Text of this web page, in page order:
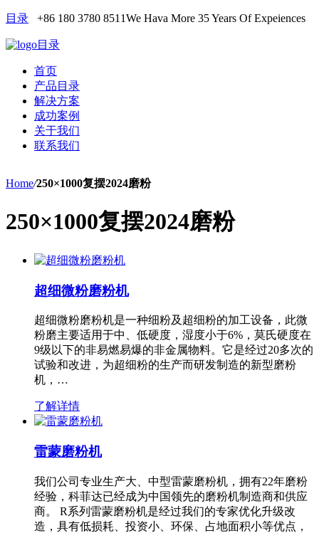
目录 +86 180 3780 8511We Hava More 35 Years Of Expeiences
目录
首页
产品目录
解决方案
成功案例
关于我们
联系我们
Home/250×1000复摆2024磨粉
250×1000复摆2024磨粉
超细微粉磨粉机
超细微粉磨粉机是一种细粉及超细粉的加工设备，此微
粉磨主要适用于中、低硬度，湿度小于6%，莫氏硬度在
9级以下的非易燃易爆的非金属物料。它是经过20多次的
试验和改进，为超细粉的生产而研发制造的新型磨粉
机，…
了解详情
雷蒙磨粉机
我们公司专业生产大、中型雷蒙磨粉机，拥有22年磨粉
经验，科菲达已经成为中国领先的磨粉机制造商和供应
商。 R系列雷蒙磨粉机是经过我们的专家优化升级改
造，具有低损耗、投资小、环保、占地面积小等优点，